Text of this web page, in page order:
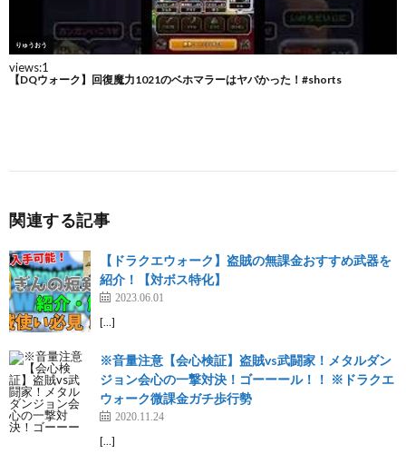
関連する記事
【ドラクエウォーク】盗賊の無課金おすすめ武器を
紹介！【対ボス特化】
2023.06.01
[…]
※音量注意【会心検証】盗賊vs武闘家！メタルダン
ジョン会心の一撃対決！ゴーーール！！ ※ドラクエ
ウォーク微課金ガチ歩行勢
2020.11.24
[…]